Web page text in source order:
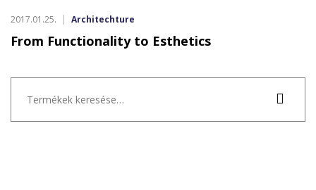
2017.01.25. Architechture
From Functionality to Esthetics
következőre: